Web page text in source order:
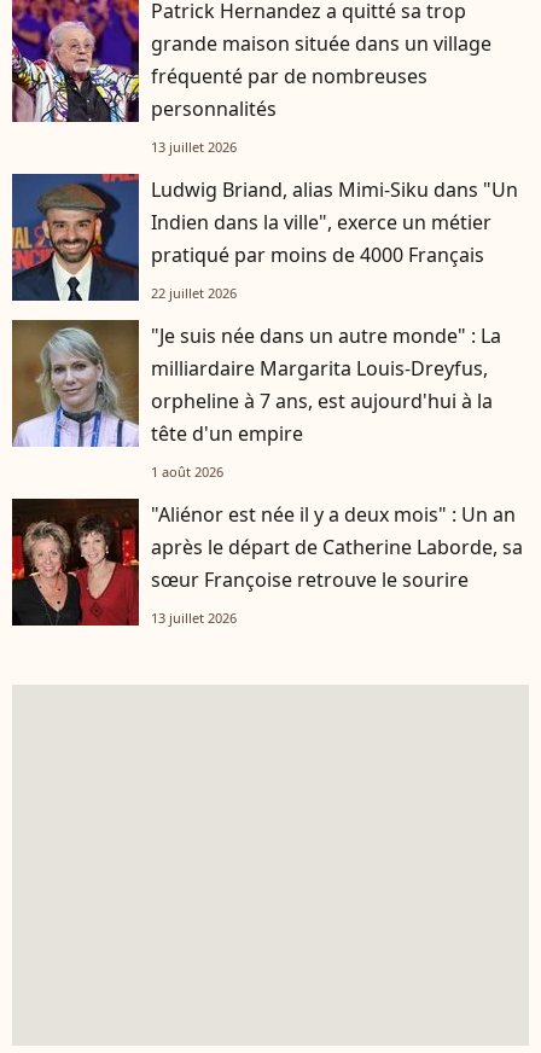
Patrick Hernandez a quitté sa trop
grande maison située dans un village
fréquenté par de nombreuses
personnalités
13 juillet 2026
Ludwig Briand, alias Mimi-Siku dans "Un
Indien dans la ville", exerce un métier
pratiqué par moins de 4000 Français
22 juillet 2026
"Je suis née dans un autre monde" : La
milliardaire Margarita Louis-Dreyfus,
orpheline à 7 ans, est aujourd'hui à la
tête d'un empire
1 août 2026
"Aliénor est née il y a deux mois" : Un an
après le départ de Catherine Laborde, sa
sœur Françoise retrouve le sourire
13 juillet 2026